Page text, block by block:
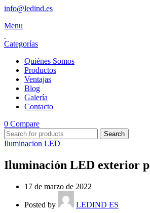
info@ledind.es
Menu
Categorías
Quiénes Somos
Productos
Ventajas
Blog
Galería
Contacto
0 Compare
Search
Iluminacion LED
Iluminación LED exterior
17 de marzo de 2022
Posted by LEDIND ES